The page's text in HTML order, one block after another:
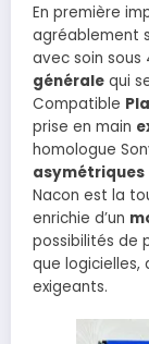
En première
agréablement
avec soin sous
générale qui
Compatible
prise en main
homologue
asymétriques
Nacon est la
enrichie d’un
possibilités de
que logicielles,
exigeants.